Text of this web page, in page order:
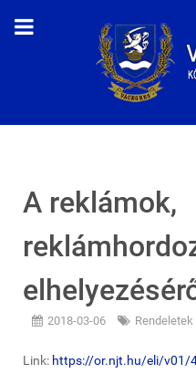
A reklámok,
2018-03-06 Rendeletek
Link: https://or.njt.hu/eli/v01/